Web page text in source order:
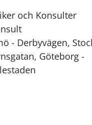
och Konsulter
- Derbyvägen,
Göteborg -